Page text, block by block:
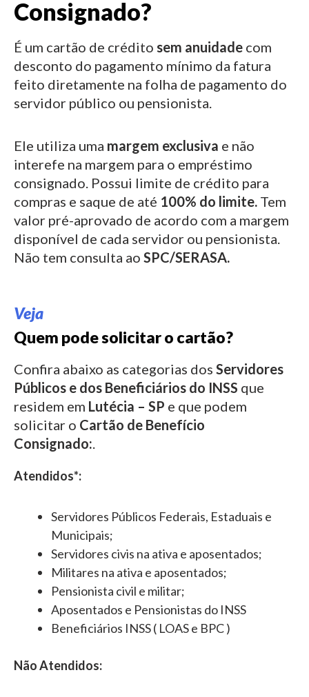
Consignado?
É um cartão de crédito sem anuidade com
desconto do pagamento mínimo da fatura
feito diretamente na folha de pagamento do
servidor público ou pensionista.
Ele utiliza uma margem exclusiva e não
interefe na margem para o empréstimo
consignado. Possui limite de crédito para
compras e saque de até 100% do limite. Tem
valor pré-aprovado de acordo com a margem
disponível de cada servidor ou pensionista.
Não tem consulta ao SPC/SERASA.
Veja
Quem pode solicitar o cartão?
Confira abaixo as categorias dos Servidores
Públicos e dos Beneficiários do INSS que
residem em Lutécia – SP e que podem
solicitar o Cartão de Benefício
Consignado:.
Atendidos*:
Servidores Públicos Federais, Estaduais e
Municipais;
Servidores civis na ativa e aposentados;
Militares na ativa e aposentados;
Pensionista civil e militar;
Aposentados e Pensionistas do INSS
Beneficiários INSS ( LOAS e BPC )
Não Atendidos: